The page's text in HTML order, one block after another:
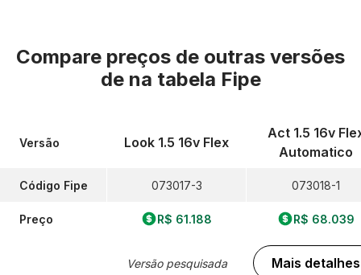
Compare preços de outras versões
de na tabela Fipe
Versão
Código Fipe
Preço
Look 1.5 16v Flex
073017-3
R$ 61.188
Versão pesquisada
Act 1.5 16v
Automatico
073018-1
R$ 68.039
Mais detalhes